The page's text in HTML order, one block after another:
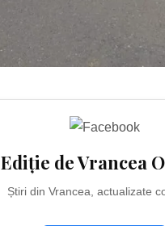
Ediție de Vrancea
Știri din Vrancea, actualizate